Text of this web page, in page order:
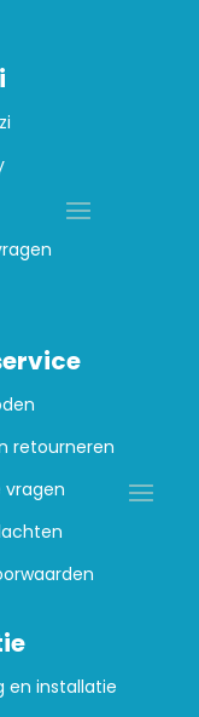
retourneren
vragen
en installatie